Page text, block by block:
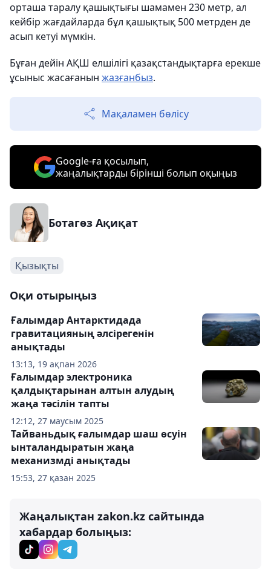
орташа таралу қашықтығы шамамен 230 метр, ал
кейбір жағдайларда бұл қашықтық 500 метрден де
асып кетуі мүмкін.
Бұған дейін АҚШ елшілігі қазақстандықтарға ерекше
ұсыныс жасағанын жазғанбыз.
Мақаламен бөлісу
Google-ға қосылып,
жаңалықтарды бірінші болып оқыңыз
Ботагөз Ақиқат
Қызықты
Оқи отырыңыз
13:13, 19 ақпан 2026
Ғалымдар Антарктидада
гравитацияның әлсірегенін
анықтады
12:12, 27 маусым 2025
Ғалымдар электроника
қалдықтарынан алтын алудың
жаңа тәсілін тапты
15:53, 27 қазан 2025
Тайваньдық ғалымдар шаш өсуін
ынталандыратын жаңа
механизмді анықтады
Жаңалықтан zakon.kz сайтында
хабардар болыңыз: